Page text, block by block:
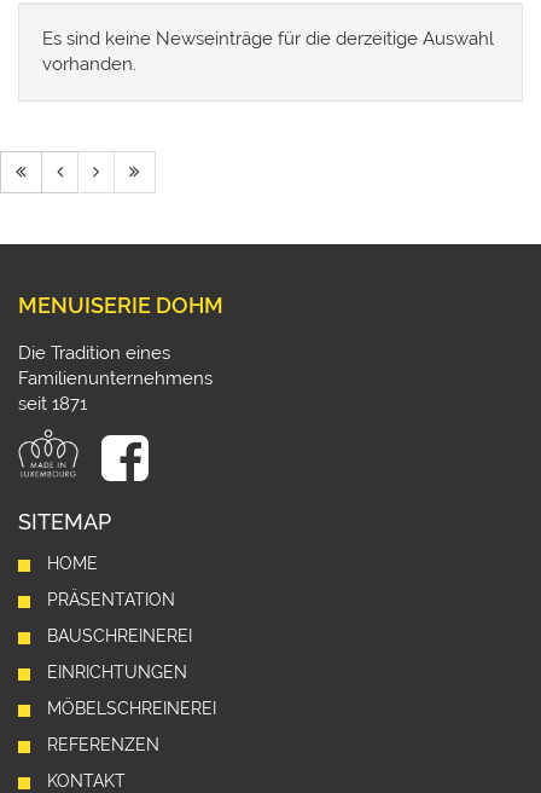
Es sind keine Newseinträge für die derzeitige Auswahl
vorhanden.
MENUISERIE DOHM
Die Tradition eines
Familienunternehmens
seit 1871
SITEMAP
HOME
PRÄSENTATION
BAUSCHREINEREI
EINRICHTUNGEN
MÖBELSCHREINEREI
REFERENZEN
KONTAKT